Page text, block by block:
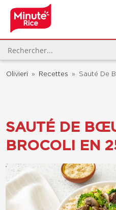
Olivieri » Recettes » Sauté De
SAUTÉ DE
BROCOLI EN